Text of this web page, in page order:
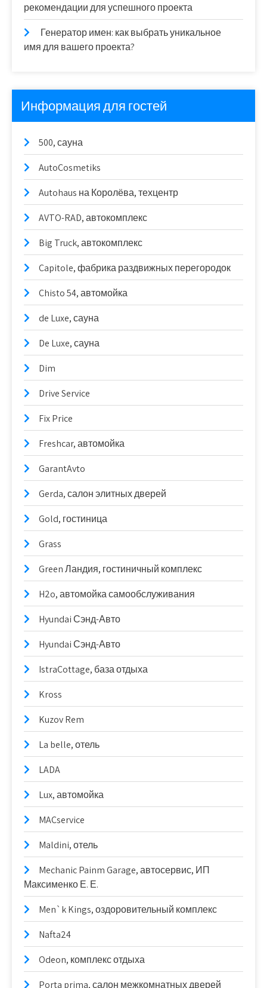
рекомендации для успешного проекта
Генератор имен: как выбрать уникальное
имя для вашего проекта?
Информация для гостей
500, сауна
AutoCosmetiks
Autohaus на Королёва, техцентр
AVTO-RAD, автокомплекс
Big Truck, автокомплекс
Capitole, фабрика раздвижных перегородок
Chisto 54, автомойка
de Luxe, сауна
De Luxe, сауна
Dim
Drive Service
Fix Price
Freshcar, автомойка
GarantAvto
Gerda, салон элитных дверей
Gold, гостиница
Grass
Green Ландия, гостиничный комплекс
H2o, автомойка самообслуживания
Hyundai Сэнд-Авто
Hyundai Сэнд-Авто
IstraCottage, база отдыха
Kross
Kuzov Rem
La belle, отель
LADA
Lux, автомойка
MACservice
Maldini, отель
Mechanic Painm Garage, автосервис, ИП
Максименко Е. Е.
Men`k Kings, оздоровительный комплекс
Nafta24
Odeon, комплекс отдыха
Porta prima, салон межкомнатных дверей